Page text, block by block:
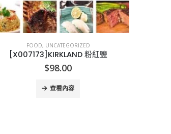
FOOD, UNCATEGORIZED
[X007173]KIRKLAND 粉紅鹽
$98.00
查看內容